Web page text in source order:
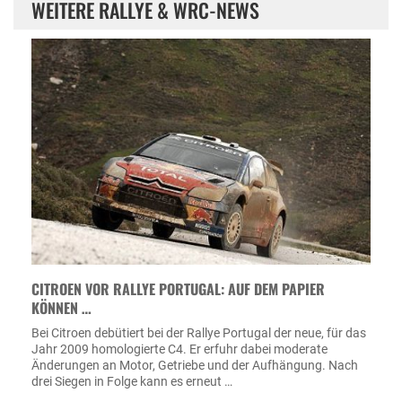
WEITERE RALLYE & WRC-NEWS
CITROEN VOR RALLYE PORTUGAL: AUF DEM PAPIER
KÖNNEN …
Bei Citroen debütiert bei der Rallye Portugal der neue, für das
Jahr 2009 homologierte C4. Er erfuhr dabei moderate
Änderungen an Motor, Getriebe und der Aufhängung. Nach
drei Siegen in Folge kann es erneut …